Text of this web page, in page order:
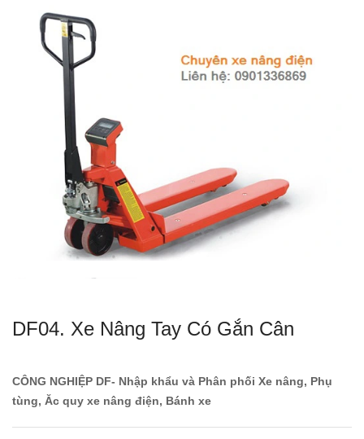
DF04. Xe Nâng Tay Có Gắn Cân
CÔNG NGHIỆP DF- Nhập khẩu và Phân phối Xe nâng, Phụ
tùng, Ăc quy xe nâng điện, Bánh xe